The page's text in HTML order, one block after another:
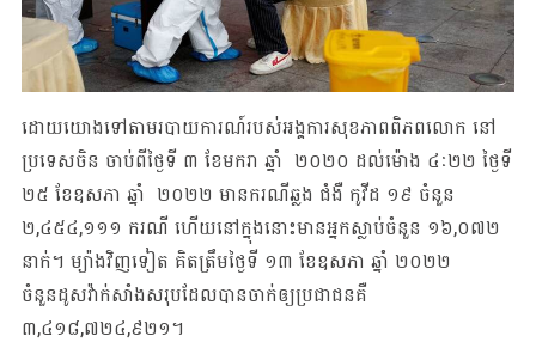
ដោយយោងទៅតាមរបាយការណ៍របស់អង្គការសុខភាពពិភពលោក នៅ
ប្រទេសចិន ចាប់ពីថ្ងៃទី ៣ ខែមករា ឆ្នាំ ២០២០ ដល់ម៉ោង ៤ៈ២២ ថ្ងៃទី
២៥ ខែឧសភា ឆ្នាំ ២០២២ មានករណីឆ្លង ជំងឺ កូវីដ ១៩ ចំនួន
២,៤៥៤,១១១ ករណី ហើយនៅក្នុងនោះមានអ្នកស្លាប់ចំនួន ១៦,០៧២
នាក់។ ម្យ៉ាងវិញទៀត គិតត្រឹមថ្ងៃទី ១៣ ខែឧសភា ឆ្នាំ ២០២២
ចំនួនដូសវ៉ាក់សាំងសរុបដែលបានចាក់ឲ្យប្រជាជនគឺ
៣,៤១៨,៧២៤,៩២១។